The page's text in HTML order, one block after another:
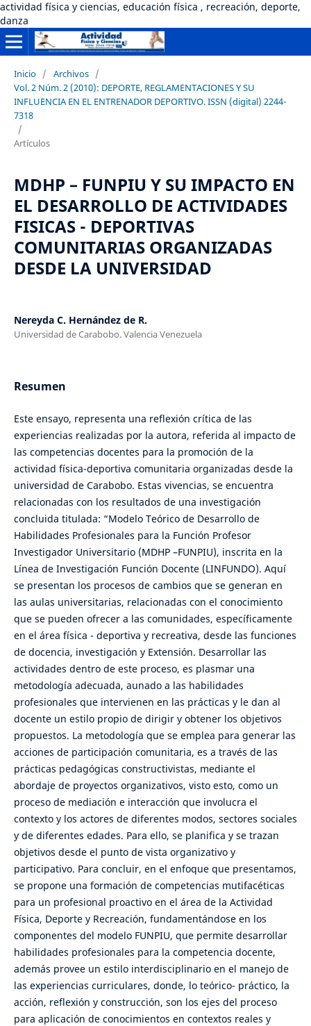
actividad física y ciencias, educación física , recreación, deporte,
danza
Inicio / Archivos /
Vol. 2 Núm. 2 (2010): DEPORTE, REGLAMENTACIONES Y SU
INFLUENCIA EN EL ENTRENADOR DEPORTIVO. ISSN (digital) 2244-
7318
/
Artículos
MDHP – FUNPIU Y SU IMPACTO EN
EL DESARROLLO DE ACTIVIDADES
FISICAS - DEPORTIVAS
COMUNITARIAS ORGANIZADAS
DESDE LA UNIVERSIDAD
Nereyda C. Hernández de R.
Universidad de Carabobo. Valencia Venezuela
Resumen
Este ensayo, representa una reflexión crítica de las
experiencias realizadas por la autora, referida al impacto de
las competencias docentes para la promoción de la
actividad física-deportiva comunitaria organizadas desde la
universidad de Carabobo. Estas vivencias, se encuentra
relacionadas con los resultados de una investigación
concluida titulada: “Modelo Teórico de Desarrollo de
Habilidades Profesionales para la Función Profesor
Investigador Universitario (MDHP –FUNPIU), inscrita en la
Línea de Investigación Función Docente (LINFUNDO). Aquí
se presentan los procesos de cambios que se generan en
las aulas universitarias, relacionadas con el conocimiento
que se pueden ofrecer a las comunidades, específicamente
en el área física - deportiva y recreativa, desde las funciones
de docencia, investigación y Extensión. Desarrollar las
actividades dentro de este proceso, es plasmar una
metodología adecuada, aunado a las habilidades
profesionales que intervienen en las prácticas y le dan al
docente un estilo propio de dirigir y obtener los objetivos
propuestos. La metodología que se emplea para generar las
acciones de participación comunitaria, es a través de las
prácticas pedagógicas constructivistas, mediante el
abordaje de proyectos organizativos, visto esto, como un
proceso de mediación e interacción que involucra el
contexto y los actores de diferentes modos, sectores sociales
y de diferentes edades. Para ello, se planifica y se trazan
objetivos desde el punto de vista organizativo y
participativo. Para concluir, en el enfoque que presentamos,
se propone una formación de competencias mutifacéticas
para un profesional proactivo en el área de la Actividad
Física, Deporte y Recreación, fundamentándose en los
componentes del modelo FUNPIU, que permite desarrollar
habilidades profesionales para la competencia docente,
además provee un estilo interdisciplinario en el manejo de
las experiencias curriculares, donde, lo teórico- práctico, la
acción, reflexión y construcción, son los ejes del proceso
para aplicación de conocimientos en contextos reales y